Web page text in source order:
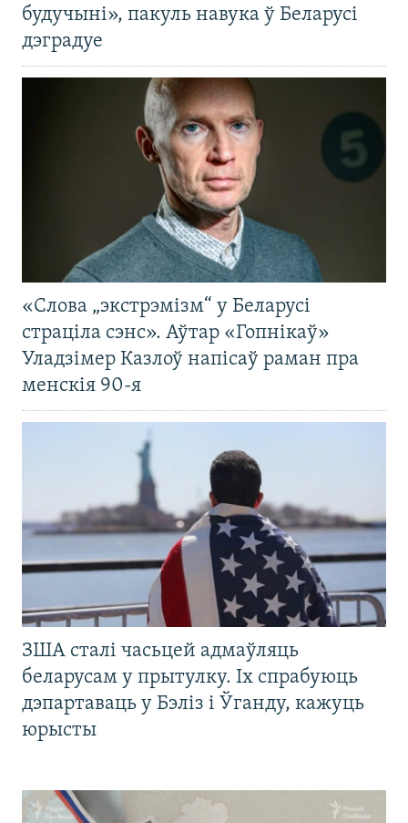
будучыні», пакуль навука ў Беларусі
дэградуе
«Слова „экстрэмізм“ у Беларусі
страціла сэнс». Аўтар «Гопнікаў»
Уладзімер Казлоў напісаў раман пра
менскія 90-я
ЗША сталі часьцей адмаўляць
беларусам у прытулку. Іх спрабуюць
дэпартаваць у Бэліз і Ўганду, кажуць
юрысты